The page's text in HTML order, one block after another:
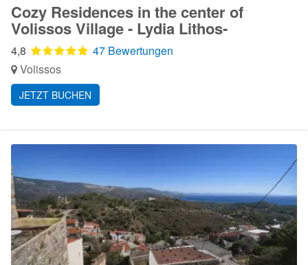
Cozy Residences in the center of
Volissos Village - Lydia Lithos-
4,8
47 Bewertungen
Volissos
JETZT BUCHEN